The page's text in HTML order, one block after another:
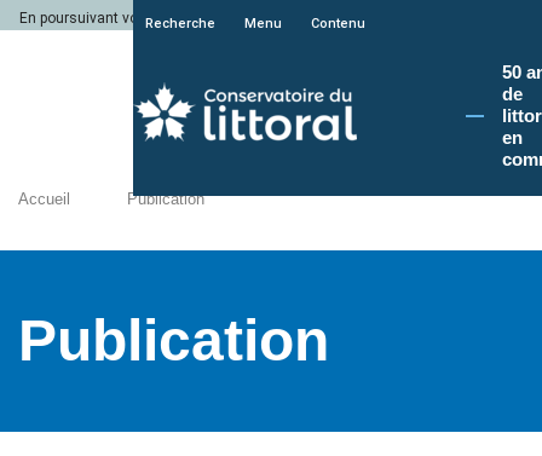
En poursuivant votre navigation sur le site du Conservatoire du littoral, vous
Recherche Menu Contenu
50
de
en
Accueil Publication
Publication